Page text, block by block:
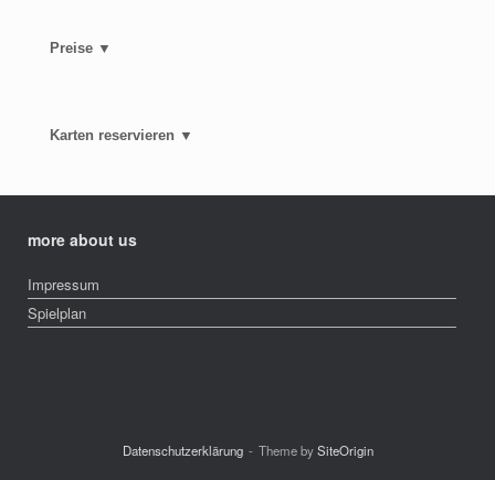
Preise ▼
Karten reservieren ▼
more about us
Impressum
Spielplan
Datenschutzerklärung Theme bySiteOrigin